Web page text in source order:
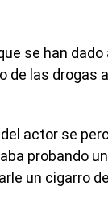
se han
de las drogas
actor se
probando
un cigarro